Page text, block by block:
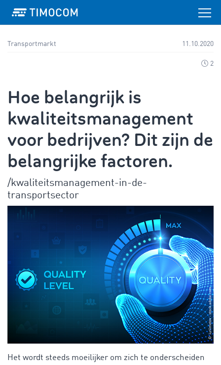
Transportmarkt 11.10.2020
2
Hoe belangrijk is
kwaliteitsmanagement
voor bedrijven? Dit zijn de
belangrijke factoren.
/kwaliteitsmanagement-in-de-
transportsector
Het wordt steeds moeilijker om zich te onderscheiden